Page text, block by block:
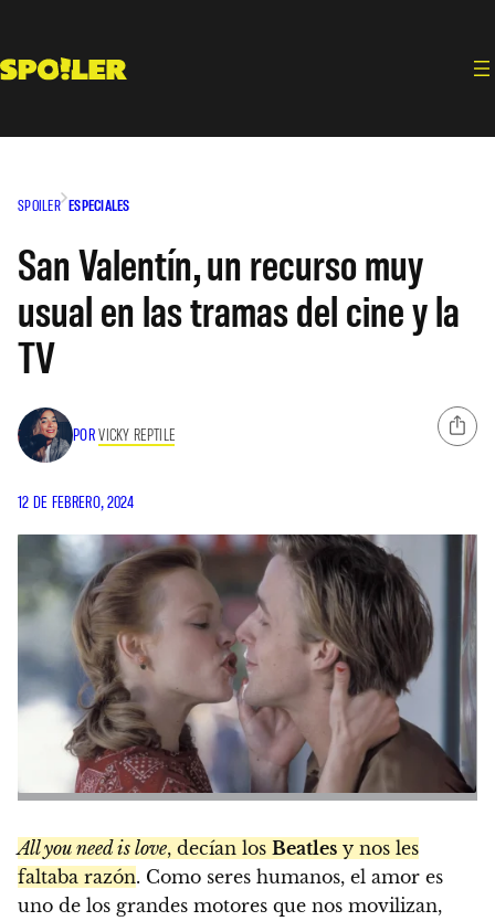
contenido
SPOILER ESPECIALES
San Valentín, un recurso muy
usual en las tramas del cine y la
TV
PORVICKY REPTILE
12 DE FEBRERO, 2024
All you need is love, decían los Beatles y nos les
faltaba razón. Como seres humanos, el amor es
uno de los grandes motores que nos movilizan,